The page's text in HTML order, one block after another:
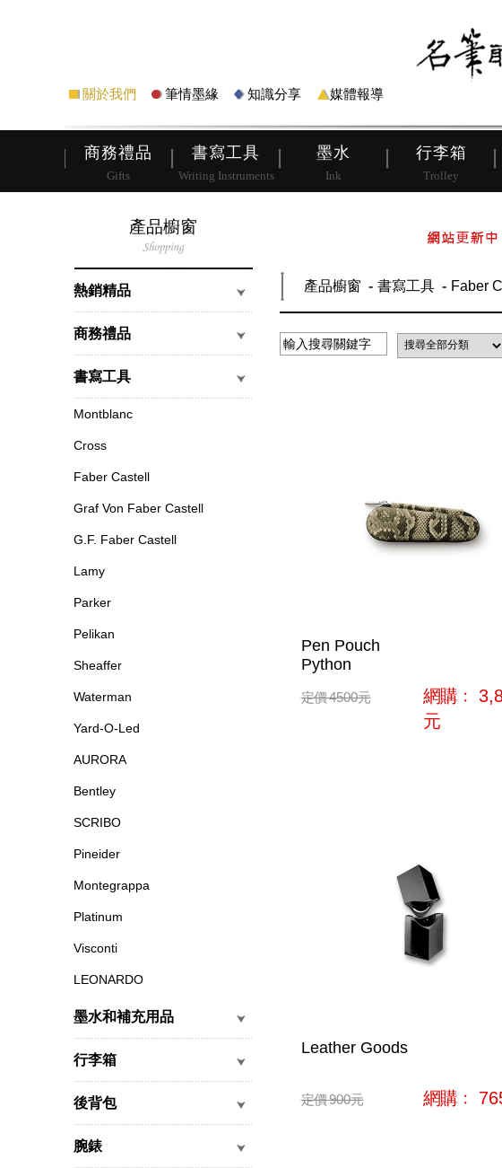
關於我們 筆情墨緣 知識分享 媒體報導
商務禮品
Gifts
書寫工具
Writing Instruments
墨水
Ink
行李箱
Trolley
皮帶
產品櫥窗
熱銷精品
商務禮品
書寫工具
Montblanc
Cross
Faber Castell
Graf Von Faber Castell
G.F. Faber Castell
Lamy
Parker
Pelikan
Sheaffer
Waterman
Yard-O-Led
AURORA
Bentley
SCRIBO
Pineider
Montegrappa
Platinum
Visconti
LEONARDO
墨水和補充用品
行李箱
後背包
腕錶
產品櫥窗 書寫工具 Faber
Pen Pouch
Python
定價4500元 網購﹕
元
Leather Goods
定價900元 網購﹕